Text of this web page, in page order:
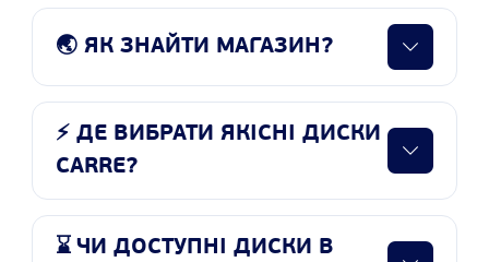
🌏 ЯК ЗНАЙТИ МАГАЗИН?
⚡ ДЕ ВИБРАТИ ЯКІСНІ ДИСКИ
CARRE?
⌛ ЧИ ДОСТУПНІ ДИСКИ В